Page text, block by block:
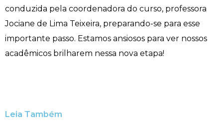
conduzida pela coordenadora do curso, professora
Jociane de Lima Teixeira, preparando-se para esse
importante passo. Estamos ansiosos para ver nossos
acadêmicos brilharem nessa nova etapa!
Leia Também
Engenharia Civil
Engenharia de Software
Engenharia Elétrica
Central de Estágios - TCC
Horário de Aulas
Educação em Direitos Humanos
Extensão